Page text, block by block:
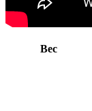
Вес